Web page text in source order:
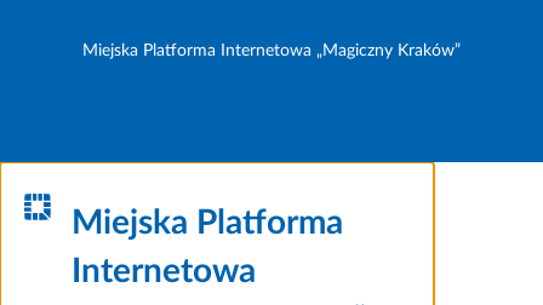
Miejska Platforma Internetowa „Magiczny Kraków”
Miejska Platforma
Internetowa